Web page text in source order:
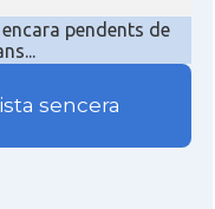
pendents de
sencera